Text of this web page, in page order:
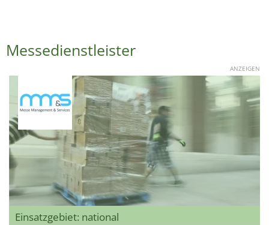
Messedienstleister
ANZEIGEN
Einsatzgebiet: national